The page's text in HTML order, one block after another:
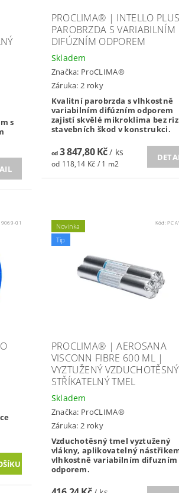
s
PROCLIMA® | INTELLO
PAROBRZDA S VARIABILNÍM
DIFÚZNÍM ODPOREM
Skladem
Značka: ProCLIMA®
Záruka: 2 roky
Kvalitní parobrzda s vlhkostně
variabilním difúzním odporem
zajistí skvělé mikroklima bez
stavebních škod v konstrukci.
od3 847,80 Kč/ ks
od 118,14 Kč / 1 m2
9069-01
Novinka
Tip
Kód:PC
PROCLIMA® | AEROSANA
VISCONN FIBRE 600 ML |
VYZTUŽENÝ VZDUCHOTĚSNÝ
STŘÍKATELNÝ TMEL
Skladem
Značka: ProCLIMA®
Záruka: 2 roky
Vzduchotěsný tmel vyztužený
vlákny, aplikovatelný
vlhkostně variabilním difuzním
odporem.